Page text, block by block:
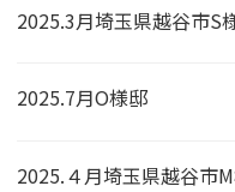
2025.3月埼玉県越谷市S
2025.7月O様邸
2025.４月埼玉県越谷市